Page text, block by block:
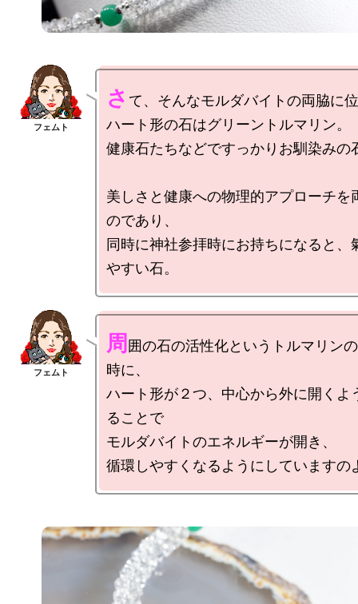
さ て、そんなモルダバイトの両脇に
ハート形の石はグリーントルマリン。
健康石たちなどですっかりお馴染みの
美しさと健康への物理的アプローチを
のであり、
同時に神社参拝時にお持ちになると、
周 囲の石の活性化というトルマリン
時に、
ハート形が２つ、中心から外に開くよ
ることで
モルダバイトのエネルギーが開き、